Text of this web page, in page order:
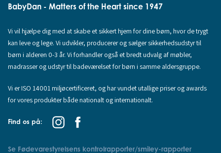
BabyDan - Matters of the Heart since 1947
Vi vil hjælpe dig med at skabe et sikkert hjem for dine børn, hvor de trygt
kan leve og lege. Vi udvikler, producerer og sælger sikkerhedsudstyr til
børn i alderen 0-3 år. Vi forhandler også et bredt udvalg af møbler,
madrasser og udstyr til badeværelset for børn i samme aldersgruppe.
Vi er ISO 14001 miljøcertificeret, og har vundet utallige priser og awards
for vores produkter både nationalt og internationalt.
Find os på:
Se Fødevarestyrelsens kontrolrapporter/smiley-rapporter